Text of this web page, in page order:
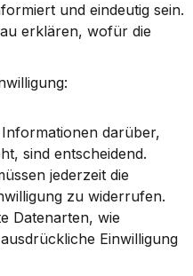
und eindeutig sein.
erklären, wofür die
darüber,
sind entscheidend.
jederzeit die
zu widerrufen.
Datenarten, wie
Einwilligung